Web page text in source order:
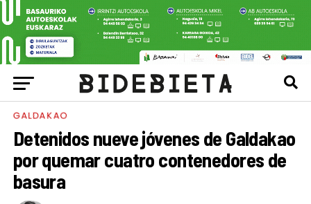
GALDAKAO
Detenidos nueve jóvenes de Galdakao
por quemar cuatro contenedores de
basura